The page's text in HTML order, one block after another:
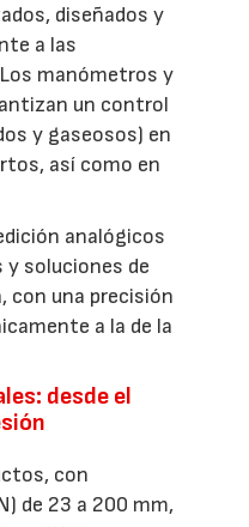
diseñados y
a las
manómetros y
un control
y gaseosos) en
así como en
analógicos
y soluciones de
con una precisión
a la de la
desde el
con
de 23 a 200 mm,